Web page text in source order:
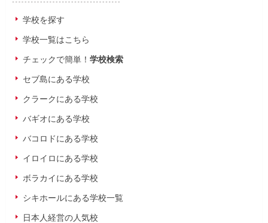
学校を探す
学校一覧はこちら
チェックで簡単！ 学校検索
セブ島にある学校
クラークにある学校
バギオにある学校
バコロドにある学校
イロイロにある学校
ボラカイにある学校
シキホールにある学校一覧
日本人経営の人気校